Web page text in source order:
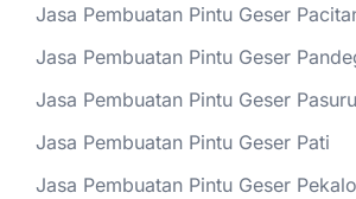
Jasa Pembuatan Pintu Geser
Jasa Pembuatan Pintu Geser
Jasa Pembuatan Pintu Geser
Jasa Pembuatan Pintu Geser Pati
Jasa Pembuatan Pintu Geser